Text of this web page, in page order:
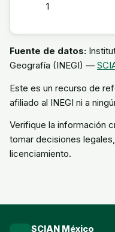
1
Fuente de datos:
Geografía (INEGI) —
Este es un recurso de
afiliado al INEGI ni a
Verifique la información
tomar decisiones
licenciamiento.
SCIAN México